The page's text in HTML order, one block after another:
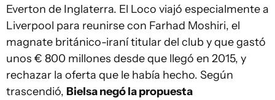
Everton de Inglaterra. El Loco viajó especialmente a
Liverpool para reunirse con Farhad Moshiri, el
magnate británico-iraní titular del club y que gastó
unos € 800 millones desde que llegó en 2015, y
rechazar la oferta que le había hecho. Según
trascendió, Bielsa negó la propuesta